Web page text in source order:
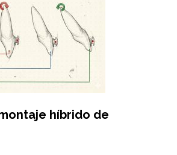
híbrido de